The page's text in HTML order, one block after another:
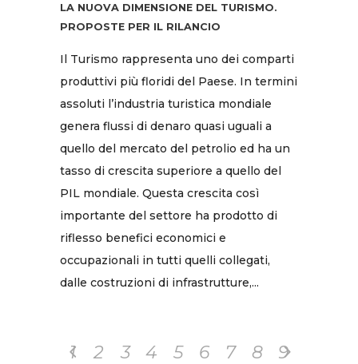
LA NUOVA DIMENSIONE DEL TURISMO.
PROPOSTE PER IL RILANCIO
Il Turismo rappresenta uno dei comparti
produttivi più floridi del Paese. In termini
assoluti l’industria turistica mondiale
genera flussi di denaro quasi uguali a
quello del mercato del petrolio ed ha un
tasso di crescita superiore a quello del
PIL mondiale. Questa crescita così
importante del settore ha prodotto di
riflesso benefici economici e
occupazionali in tutti quelli collegati,
dalle costruzioni di infrastrutture,...
1 2 3 4 5 6 7 8
9